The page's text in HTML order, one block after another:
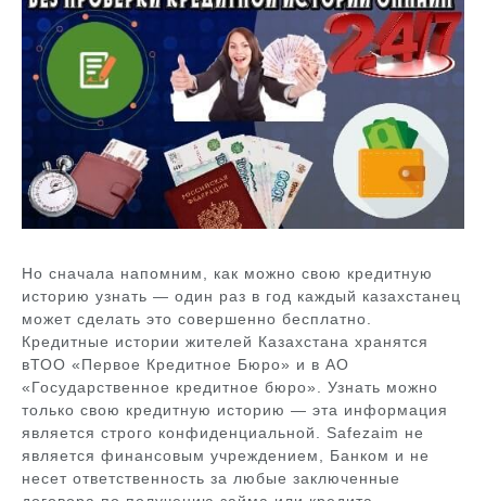
Но сначала напомним, как можно свою кредитную
историю узнать — один раз в год каждый казахстанец
может сделать это совершенно бесплатно.
Кредитные истории жителей Казахстана хранятся
вТОО «Первое Кредитное Бюро» и в АО
«Государственное кредитное бюро». Узнать можно
только свою кредитную историю — эта информация
является строго конфиденциальной. Safezaim не
является финансовым учреждением, Банком и не
несет ответственность за любые заключенные